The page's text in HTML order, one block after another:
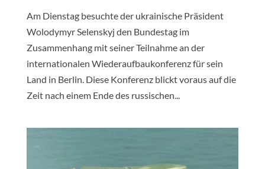
Am Dienstag besuchte der ukrainische Präsident
Wolodymyr Selenskyj den Bundestag im
Zusammenhang mit seiner Teilnahme an der
internationalen Wiederaufbaukonferenz für sein
Land in Berlin. Diese Konferenz blickt voraus auf die
Zeit nach einem Ende des russischen...